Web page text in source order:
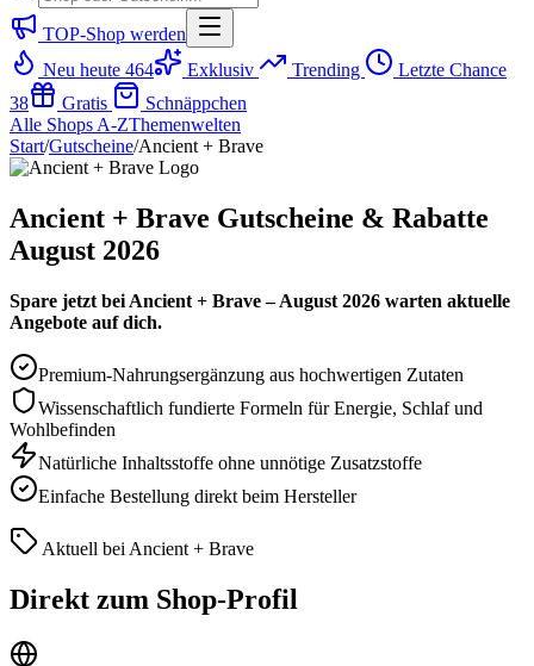
TOP-Shop werden
Neu heute 464 Exklusiv Trending
Letzte Chance
38
Gratis
Schnäppchen
Alle Shops A-ZThemenwelten
Start/Gutscheine/Ancient + Brave
Ancient + Brave Gutscheine & Rabatte
August 2026
Spare jetzt bei Ancient + Brave – August 2026 warten aktuelle
Angebote auf dich.
Premium-Nahrungsergänzung aus hochwertigen Zutaten
Wissenschaftlich fundierte Formeln für Energie, Schlaf und
Wohlbefinden
Natürliche Inhaltsstoffe ohne unnötige Zusatzstoffe
Einfache Bestellung direkt beim Hersteller
Aktuell bei Ancient + Brave
Direkt zum Shop-Profil